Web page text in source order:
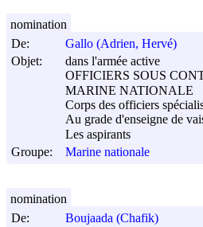
De:
Gallo (Adrien, Hervé)
Objet:
dans l'armée active
OFFICIERS SOUS
MARINE NATIONALE
Corps des officiers
Au grade d'enseigne de
Les aspirants
Groupe:
Marine nationale
nomination
De:
Boujaada (Chafik)
nomination